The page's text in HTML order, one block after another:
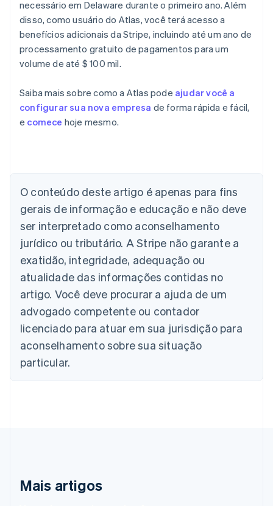
necessário em Delaware durante o primeiro ano. Além
disso, como usuário do Atlas, você terá acesso a
benefícios adicionais da Stripe, incluindo até um ano de
processamento gratuito de pagamentos para um
volume de até $ 100 mil.
Saiba mais sobre como a Atlas pode ajudar você a
configurar sua nova empresa de forma rápida e fácil,
e comece hoje mesmo.
O conteúdo deste artigo é apenas para fins
gerais de informação e educação e não deve
ser interpretado como aconselhamento
jurídico ou tributário. A Stripe não garante a
exatidão, integridade, adequação ou
atualidade das informações contidas no
artigo. Você deve procurar a ajuda de um
advogado competente ou contador
licenciado para atuar em sua jurisdição para
aconselhamento sobre sua situação
particular.
Mais artigos
Austrália
Áustria
DeutschEnglish
Bélgica
English
Brasil
PortuguêsEnglish
English
Canadá
English Français
China continental
简体中文 English
Chipre
Croácia
Eslovênia